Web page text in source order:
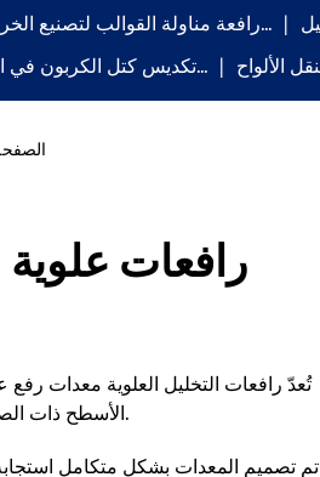
رافعة مناولة القوالب لتصنيع الخرسانة الخلوية المعالجة بالبخار...
تكديس كتل الكربون في الأنود...
رافعات
تُعدّ رافعات التخليل العلوية معدات
الأسطح ذات الصلة. وتُستخدم بشكل أساسي في إجراءات المعالجة المسبقة مثل تخليل الفولاذ.
تم تصميم المعدات بشكل متكامل